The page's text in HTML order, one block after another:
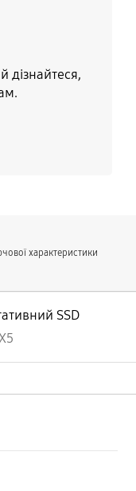
дізнайтеся,
характеристики
SSD